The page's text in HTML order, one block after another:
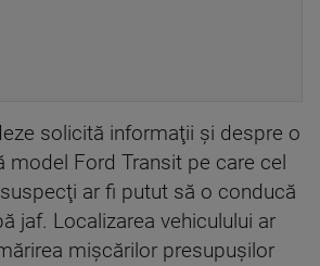
solicită informaţii şi despre o
model Ford Transit pe care cel
ar fi putut să o conducă
jaf. Localizarea vehiculului ar
mişcărilor presupuşilor